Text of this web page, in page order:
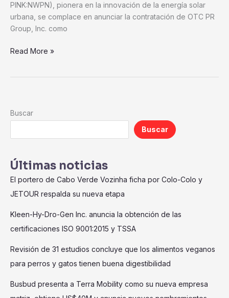
PINK:NWPN), pionera en la innovación de la energía solar
urbana, se complace en anunciar la contratación de OTC PR
Group, Inc. como
Read More »
Buscar
Buscar
Últimas noticias
El portero de Cabo Verde Vozinha ficha por Colo-Colo y
JETOUR respalda su nueva etapa
Kleen-Hy-Dro-Gen Inc. anuncia la obtención de las
certificaciones ISO 9001:2015 y TSSA
Revisión de 31 estudios concluye que los alimentos veganos
para perros y gatos tienen buena digestibilidad
Busbud presenta a Terra Mobility como su nueva empresa